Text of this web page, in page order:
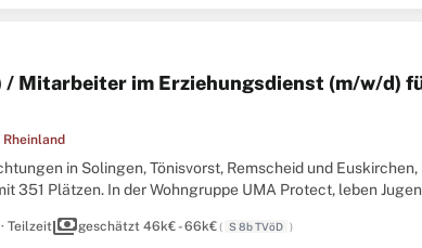
Mitarbeiter im Erziehungsdienst (m/w/d)
in Solingen, Tönisvorst, Remscheid und Euskirchen,
351 Plätzen. In der Wohngruppe UMA Protect, leben
Teilzeitpaymentsgeschätzt 46k€ - 66k€( S 8b TVöD )